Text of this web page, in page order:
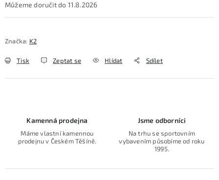
11.8.2026
Značka: K2
Tisk Zeptat se Hlídat Sdílet
Kamenná prodejna
Máme vlastní kamennou
prodejnu v Českém Těšíně.
Jsme odborníci
Na trhu se sportovním
vybavením působíme od roku
1995.